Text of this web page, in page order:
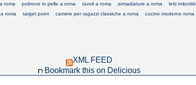
roma poltrone in pelle a roma tavoli a roma armadiature a roma letti
roma target point camere per ragazzi classiche a roma cucine moderne roma
XML FEED
Bookmark this on Delicious